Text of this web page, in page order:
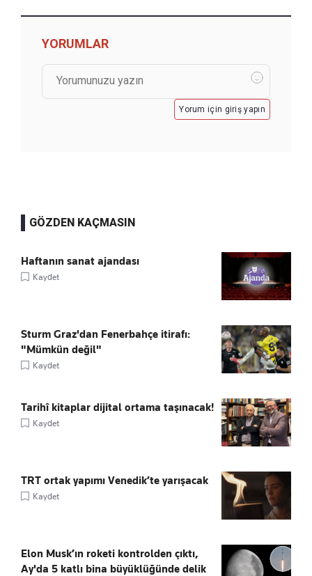
YORUMLAR
Yorum için giriş yapın
GÖZDEN KAÇMASIN
Haftanın sanat ajandası
Kaydet
Sturm Graz'dan Fenerbahçe itirafı:
"Mümkün değil"
Kaydet
Tarihî kitaplar dijital ortama taşınacak!
Kaydet
TRT ortak yapımı Venedik’te yarışacak
Kaydet
Elon Musk’ın roketi kontrolden çıktı,
Ay'da 5 katlı bina büyüklüğünde delik